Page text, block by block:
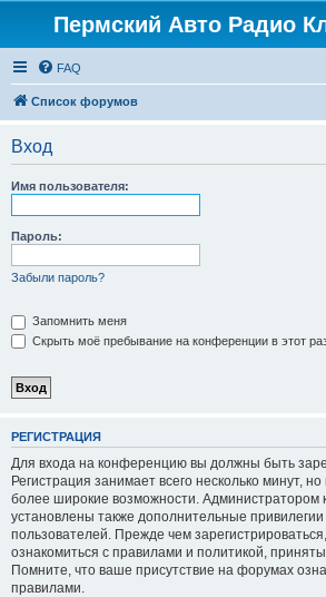
Пермский Авто Радио
FAQ
Список форумов
Вход
Имя пользователя:
Пароль:
Забыли пароль?
Запомнить меня
Скрыть моё пребывание на конференции в этот
РЕГИСТРАЦИЯ
Для входа на конференцию вы должны быть
Регистрация занимает всего несколько минут,
более широкие возможности. Администратором
установлены также дополнительные
пользователей. Прежде чем
ознакомиться с правилами и политикой,
Помните, что ваше присутствие на форумах
правилами.